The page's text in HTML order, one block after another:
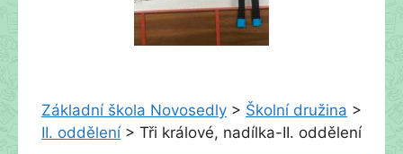
Základní škola Novosedly > Školní družina >
II. oddělení > Tři králové, nadílka-II. oddělení